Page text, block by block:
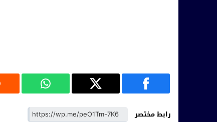
رابط مختصر